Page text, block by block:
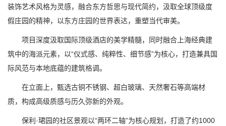
装饰艺术风格为灵感，融合东方哲思与现代简约，汲取全球顶级度
假庄园的精神，以东方庄园的世界表达，重塑当代审美。
项目深度汲取国际顶级酒店的美学精髓，同时融合上海经典建
筑中的海派元素，以“仪式感、纯粹性、细节感”为核心，打造兼具国
际风范与本地底蕴的建筑格调。
在立面上，甄选古铜不锈钢、超白玻璃、天然奢石等高端材
质，构成高级质感与历久弥新的外观。
保利·珺园的社区景观以“两环二轴”为核心规划，打造了约1000